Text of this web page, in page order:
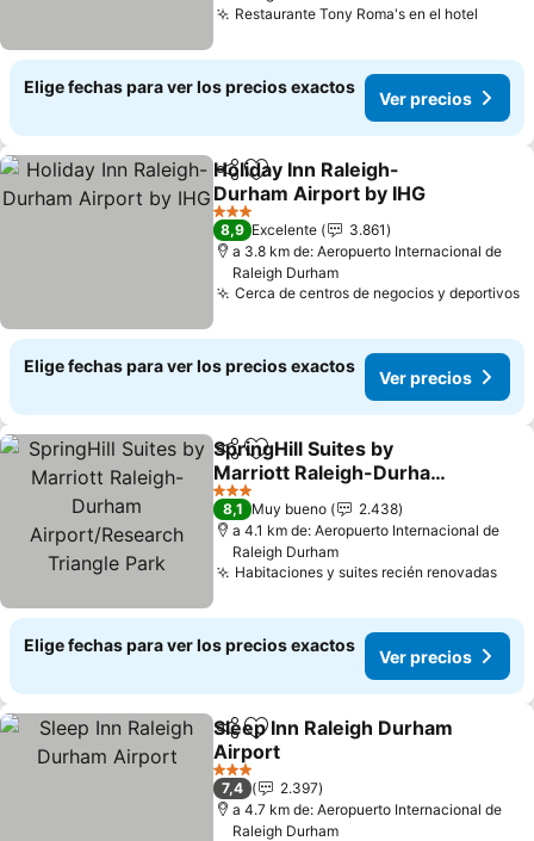
Restaurante Tony Roma's en el hotel
Elige fechas para ver los precios exactos
Ver precios
CompartirAgregar a favoritos
Holiday Inn Raleigh-
Durham Airport by IHG
Ver precios
3 Estrellas
8,9 Excelente
3.861
a 3.8 km de: Aeropuerto Internacional de
Raleigh Durham
Cerca de centros de negocios y deportivos
Elige fechas para ver los precios exactos
Ver precios
CompartirAgregar a favoritos
SpringHill Suites by
Marriott Raleigh-Durham
Airport/Research
Triangle Park
Ver precios
3 Estrellas
8,1 Muy bueno
2.438
a 4.1 km de: Aeropuerto Internacional de
Raleigh Durham
Habitaciones y suites recién renovadasVer
Elige fechas para ver los precios exactos
Ver precios
CompartirAgregar a favoritos
Sleep Inn Raleigh Durham
Airport
Ver precios
3 Estrellas
7,4
2.397
a 4.7 km de: Aeropuerto Internacional de
Raleigh Durham